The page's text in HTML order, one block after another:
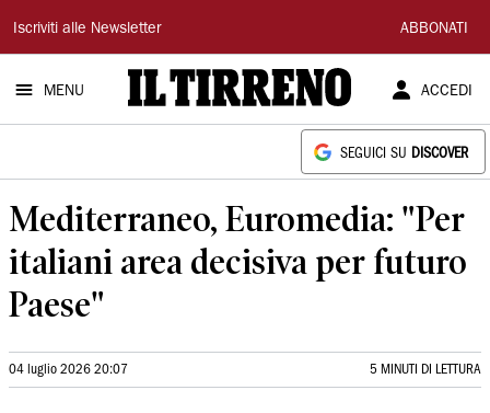
Il
Tirreno
Iscriviti alle Newsletter ABBONATI
MENU ACCEDI
SEGUICI SU DISCOVER
Mediterraneo, Euromedia: "Per
italiani area decisiva per futuro
Paese"
04 luglio 2026 20:07 5 MINUTI DI LETTURA